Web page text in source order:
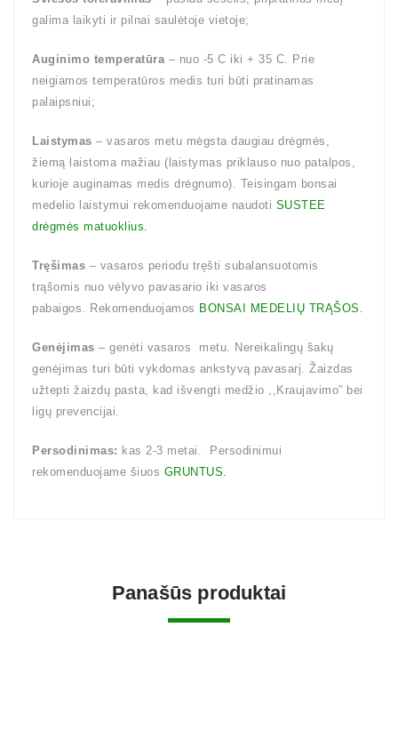
galima laikyti ir pilnai saulėtoje vietoje;
Auginimo temperatūra– nuo -5 C iki + 35 C. Prie
neigiamos temperatūros medis turi būti pratinamas
palaipsniui;
Laistymas – vasaros metu mėgsta daugiau drėgmės,
žiemą laistoma mažiau (laistymas priklauso nuo patalpos,
kurioje auginamas medis drėgnumo). Teisingam bonsai
medelio laistymui rekomenduojame naudoti SUSTEE
drėgmės matuoklius.
Tręšimas – vasaros periodu tręšti subalansuotomis
trąšomis nuo vėlyvo pavasario iki vasaros
pabaigos. Rekomenduojamos BONSAI MEDELIŲ TRĄŠOS.
Genėjimas – genėti vasaros metu. Nereikalingų šakų
genėjimas turi būti vykdomas ankstyvą pavasarį. Žaizdas
užtepti žaizdų pasta, kad išvengti medžio ,,Kraujavimo” bei
ligų prevencijai.
Persodinimas: kas 2-3 metai. Persodinimui
rekomenduojame šiuos GRUNTUS.
Panašūs produktai